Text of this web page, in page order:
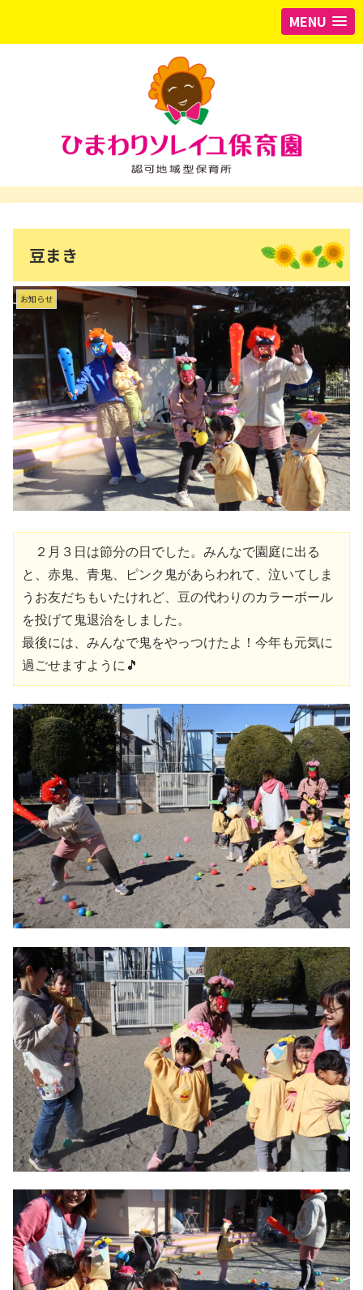
MENU
豆まき
お知らせ
２月３日は節分の日でした。みんなで園庭に出る
と、赤鬼、青鬼、ピンク鬼があらわれて、泣いてしま
うお友だちもいたけれど、豆の代わりのカラーボール
を投げて鬼退治をしました。
最後には、みんなで鬼をやっつけたよ！今年も元気に
過ごせますように🎵